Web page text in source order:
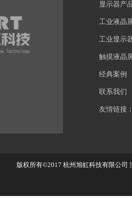
显示器产
工业液晶
工业显示
触摸液晶
经典案例
联系我们
友情链接
版权所有©2017 杭州旭虹科技有限公司